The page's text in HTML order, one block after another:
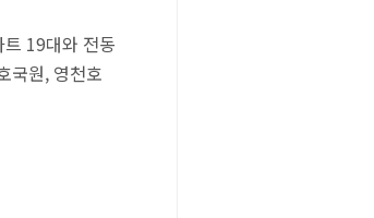
19대와 전동
국원, 영천호